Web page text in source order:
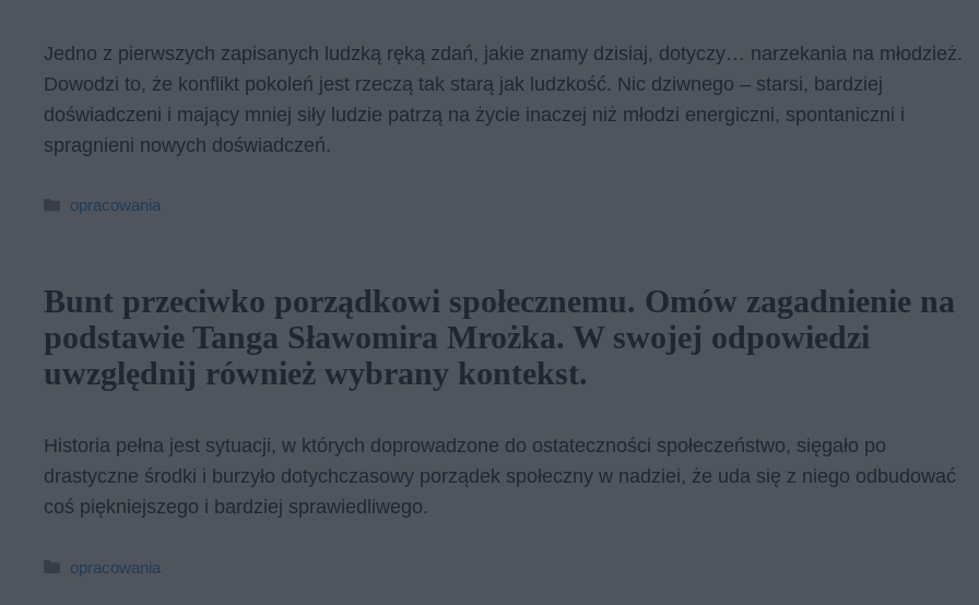
Jedno z pierwszych zapisanych ludzką ręką zdań, jakie znamy dzisiaj, dotyczy… narzekania na młodzież.
Dowodzi to, że konflikt pokoleń jest rzeczą tak starą jak ludzkość. Nic dziwnego – starsi, bardziej
doświadczeni i mający mniej siły ludzie patrzą na życie inaczej niż młodzi energiczni, spontaniczni i
spragnieni nowych doświadczeń.
Kategorie
opracowania
Bunt przeciwko porządkowi społecznemu. Omów zagadnienie na
podstawie Tanga Sławomira Mrożka. W swojej odpowiedzi
uwzględnij również wybrany kontekst.
Historia pełna jest sytuacji, w których doprowadzone do ostateczności społeczeństwo, sięgało po
drastyczne środki i burzyło dotychczasowy porządek społeczny w nadziei, że uda się z niego odbudować
coś piękniejszego i bardziej sprawiedliwego.
Kategorie
opracowania